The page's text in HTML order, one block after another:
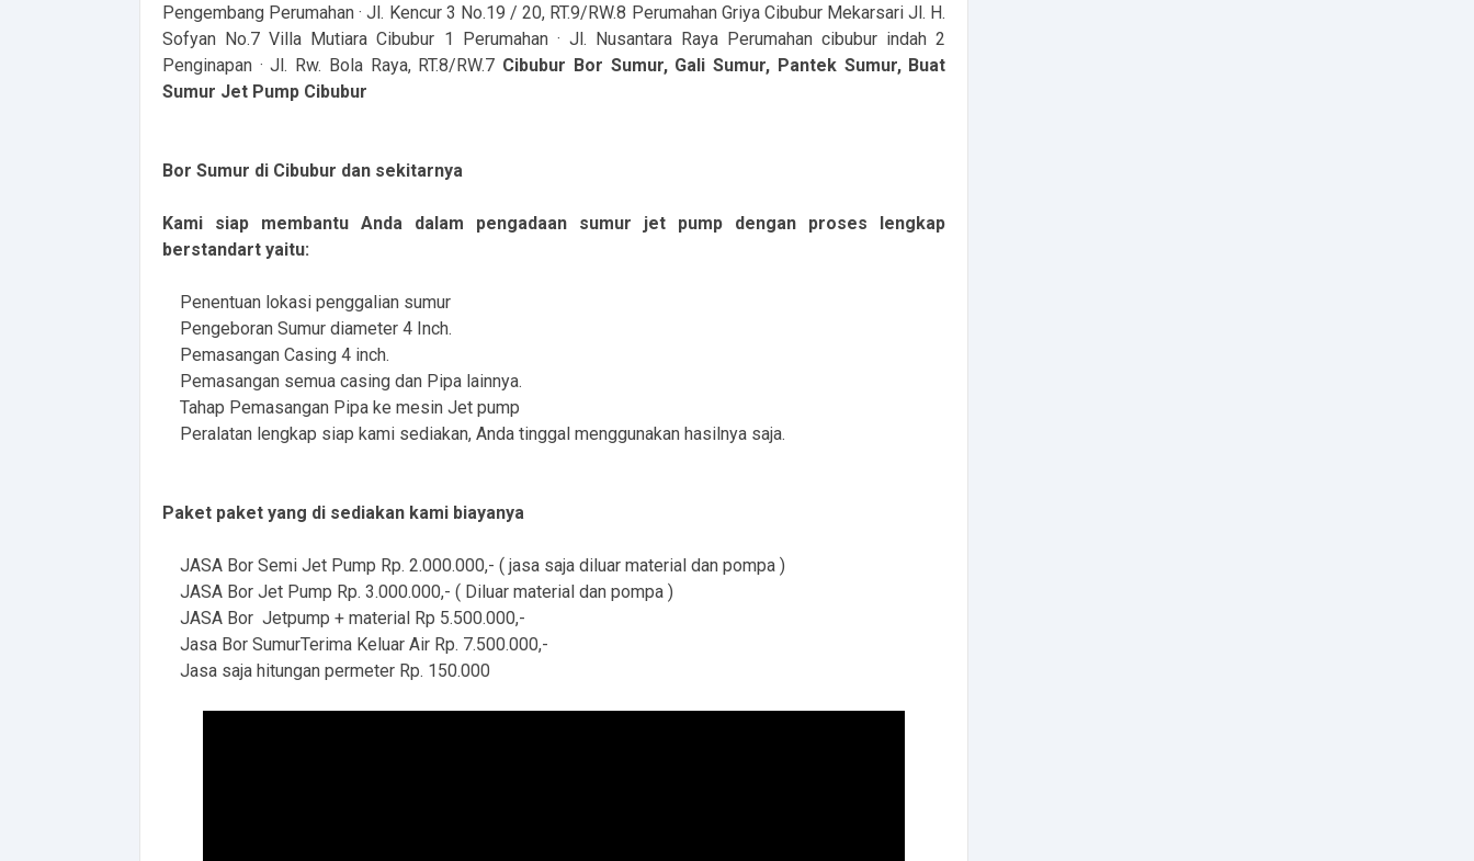
Pengembang Perumahan · Jl. Kencur 3 No.19 / 20, RT.9/RW.8 Perumahan Griya Cibubur Mekarsari Jl. H.
Sofyan No.7 Villa Mutiara Cibubur 1 Perumahan · Jl. Nusantara Raya Perumahan cibubur indah 2
Penginapan · Jl. Rw. Bola Raya, RT.8/RW.7 Cibubur Bor Sumur, Gali Sumur, Pantek Sumur, Buat
Sumur Jet Pump Cibubur
Bor Sumur di Cibubur dan sekitarnya
Kami siap membantu Anda dalam pengadaan sumur jet pump dengan proses lengkap
berstandart yaitu:
Penentuan lokasi penggalian sumur
Pengeboran Sumur diameter 4 Inch.
Pemasangan Casing 4 inch.
Pemasangan semua casing dan Pipa lainnya.
Tahap Pemasangan Pipa ke mesin Jet pump
Peralatan lengkap siap kami sediakan, Anda tinggal menggunakan hasilnya saja.
Paket paket yang di sediakan kami biayanya
JASA Bor Semi Jet Pump Rp. 2.000.000,- ( jasa saja diluar material dan pompa )
JASA Bor Jet Pump Rp. 3.000.000,- ( Diluar material dan pompa )
JASA Bor Jetpump + material Rp 5.500.000,-
Jasa Bor SumurTerima Keluar Air Rp. 7.500.000,-
Jasa saja hitungan permeter Rp. 150.000